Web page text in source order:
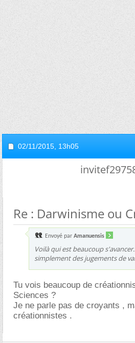
02/11/2015, 13h05
Re : Darwinisme ou
Envoyé par Amanuensis
Voilà qui est beaucoup
simplement des jugements de
Tu vois beaucoup de
Sciences ?
Je ne parle pas de croyants ,
créationnistes .